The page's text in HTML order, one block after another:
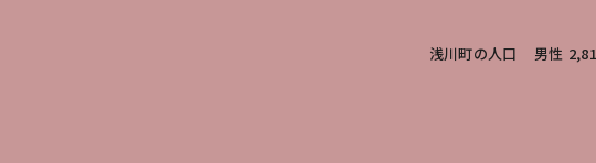
浅川町の人口 男性